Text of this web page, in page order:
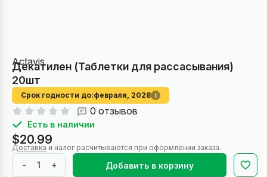
Actavis
Декатилен (Таблетки для рассасывания)
20шт
Срок годности до:февраля, 2028 i
0 отзывов
Есть в наличии
$20.99
Доставка и налог расчитываются при оформлении заказа.
- + Добавить в корзину